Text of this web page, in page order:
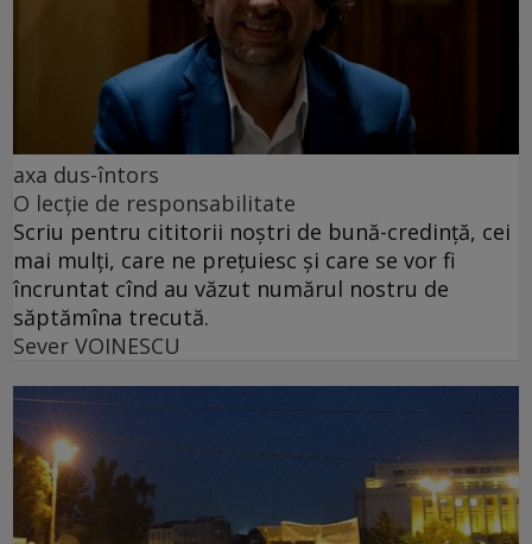
axa dus-întors
O lecție de responsabilitate
Scriu pentru cititorii noștri de bună-credință, cei
mai mulți, care ne prețuiesc și care se vor fi
încruntat cînd au văzut numărul nostru de
săptămîna trecută.
Sever VOINESCU